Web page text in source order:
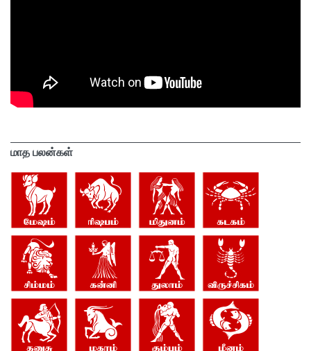
மாத பலன்கள்